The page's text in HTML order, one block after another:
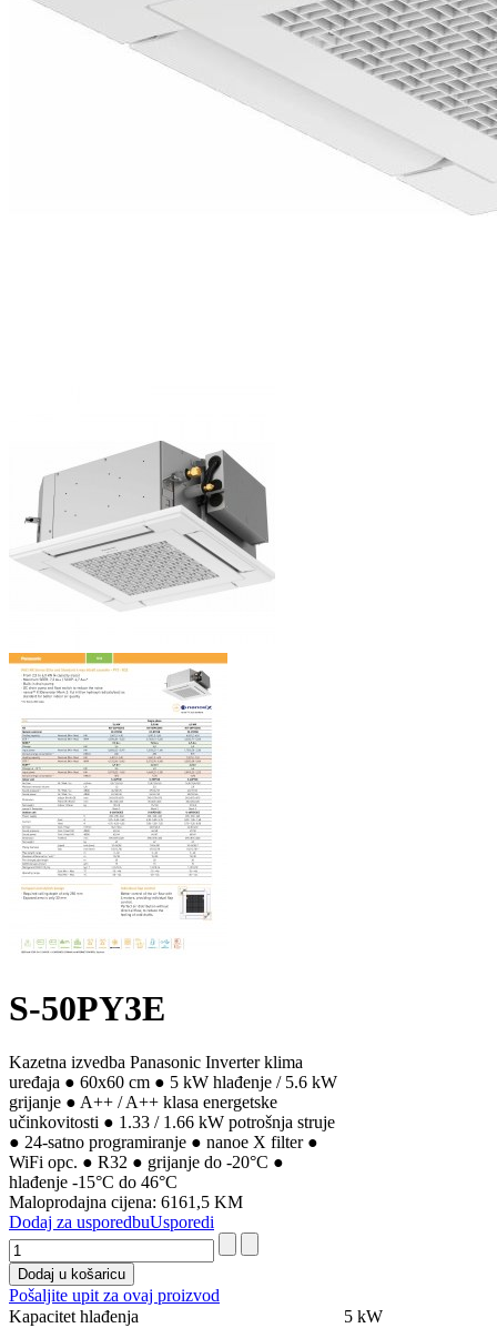
S-50PY3E
Kazetna izvedba Panasonic Inverter klima
uređaja ● 60x60 cm ● 5 kW hlađenje / 5.6 kW
grijanje ● A++ / A++ klasa energetske
učinkovitosti ● 1.33 / 1.66 kW potrošnja struje
● 24-satno programiranje ● nanoe X filter ●
WiFi opc. ● R32 ● grijanje do -20°C ●
hlađenje -15°C do 46°C
Maloprodajna cijena: 6161,5 KM
Dodaj za usporedbuUsporedi
Pošaljite upit za ovaj proizvod
Kapacitet hlađenja
5 kW